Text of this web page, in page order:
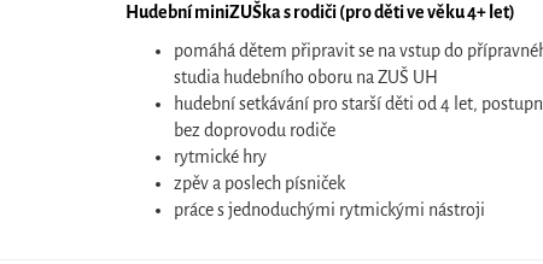
Hudební miniZUŠka s rodiči(pro děti ve věku 4+ let)
pomáhá dětem připravit se na vstup do
studia hudebního oboru na ZUŠ UH
hudební setkávání pro starší děti od 4 let,
bez doprovodu rodiče
rytmické hry
zpěv a poslech písniček
práce s jednoduchými rytmickými nástroji